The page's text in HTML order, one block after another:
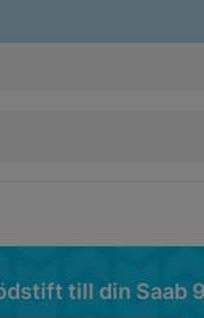
till din Saab